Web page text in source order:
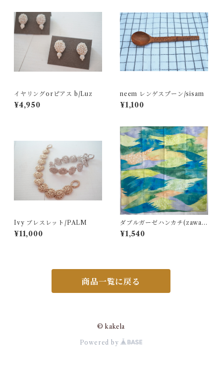
イヤリングorピアス b/Luz
¥4,950
neem レンゲスプーン/sisam
¥1,100
Ivy ブレスレット/PALM
¥11,000
ダブルガーゼハンカチ(zawaz
awa)/kuuki
¥1,540
商品一覧に戻る
© kakela
Powered by